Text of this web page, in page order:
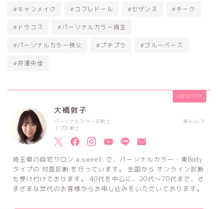
#キャンメイク #コフレドール #セザンヌ #チーク
#ドラコス #パーソナルカラー埼玉
#パーソナルカラー秩父 #プチプラ #ブルーベース
#芹澤央佳
ABOUT ME
大橋敦子
パーソナルカラー診断士 美Bodyタ
イプ診断士
埼玉県の自宅サロン a.sweet. で、パーソナルカラー・美Body
タイプの 対面診断 を行っています。 全国から オンライン診断
も受け付けております。 40代を中心に、20代～70代まで、さ
まざまな世代のお客様からお申し込みをいただいております。